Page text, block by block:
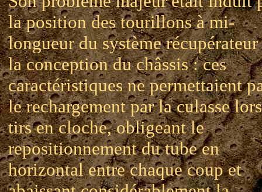
la position des tourillons à mi-
longueur du système récupérateur
la conception du châssis : ces
caractéristiques ne permettaient
le rechargement par la culasse
tirs en cloche, obligeant le
repositionnement du tube en
horizontal entre chaque coup et